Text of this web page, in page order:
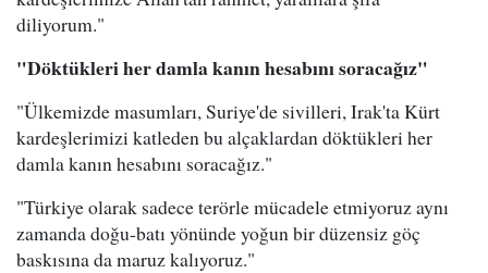
diliyorum."
"Döktükleri her damla kanın hesabını soracağız"
"Ülkemizde masumları, Suriye'de sivilleri, Irak'ta Kürt
kardeşlerimizi katleden bu alçaklardan döktükleri her
damla kanın hesabını soracağız."
"Türkiye olarak sadece terörle mücadele etmiyoruz aynı
zamanda doğu-batı yönünde yoğun bir düzensiz göç
baskısına da maruz kalıyoruz."